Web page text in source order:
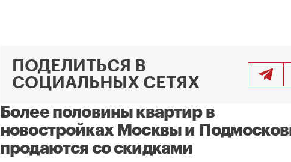
ПОДЕЛИТЬСЯ В
СОЦИАЛЬНЫХ СЕТЯХ
Более половины квартир в
новостройках Москвы и
продаются со скидками